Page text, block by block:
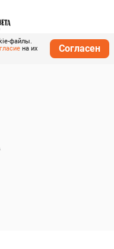
файлы.
на их
Согласен